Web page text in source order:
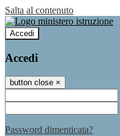
Salta al contenuto
Accedi
Accedi
button close ×
Password dimenticata?